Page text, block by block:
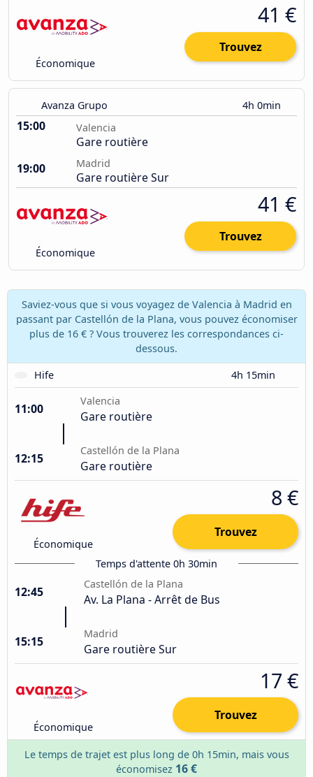
Économique
41 €
Trouvez
Avanza Grupo 4h 0min
15:00 Valencia
Gare routière
19:00
Madrid
Gare routière Sur
Économique
41 €
Trouvez
Saviez-vous que si vous voyagez de Valencia à Madrid en
passant par Castellón de la Plana, vous pouvez économiser
plus de 16 € ? Vous trouverez les correspondances ci-
dessous.
Hife
4h 15min
11:00
Valencia
Gare routière
12:15
Castellón de la Plana
Gare routière
Économique
8 €
Trouvez
Temps d'attente 0h 30min
12:45
Castellón de la Plana
Av. La Plana - Arrêt de Bus
15:15
Madrid
Gare routière Sur
Économique
17 €
Trouvez
Le temps de trajet est plus long de 0h 15min, mais vous
économisez 16 €